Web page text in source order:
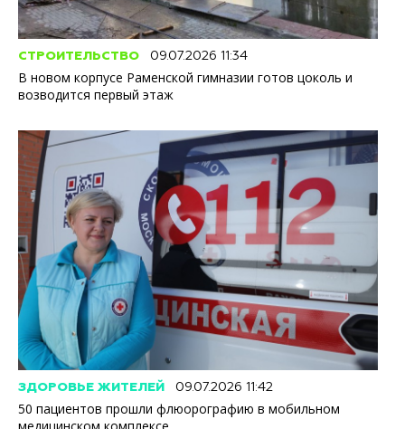
СТРОИТЕЛЬСТВО 09.07.2026 11:34
В новом корпусе Раменской гимназии готов цоколь и
возводится первый этаж
ЗДОРОВЬЕ ЖИТЕЛЕЙ 09.07.2026 11:42
50 пациентов прошли флюорографию в мобильном